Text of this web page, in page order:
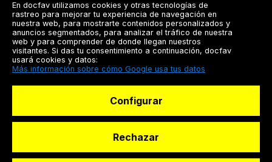
Registrarse
Docfav
En docfav utilizamos cookies y otras tecnologías de
rastreo para mejorar tu experiencia de navegación en
nuestra web, para mostrarte contenidos personalizados y
anuncios segmentados, para analizar el tráfico de nuestra
web y para comprender de donde llegan nuestros
visitantes. Si das tu consentimiento a continuación, docfav
usará cookies y datos:
Más información sobre cómo Google usa tus datos
Configurar
Rechazar